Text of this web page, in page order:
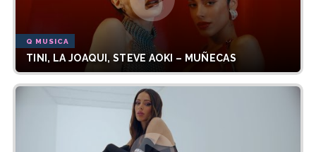
Q MUSICA
TINI, LA JOAQUI, STEVE AOKI – MUÑECAS